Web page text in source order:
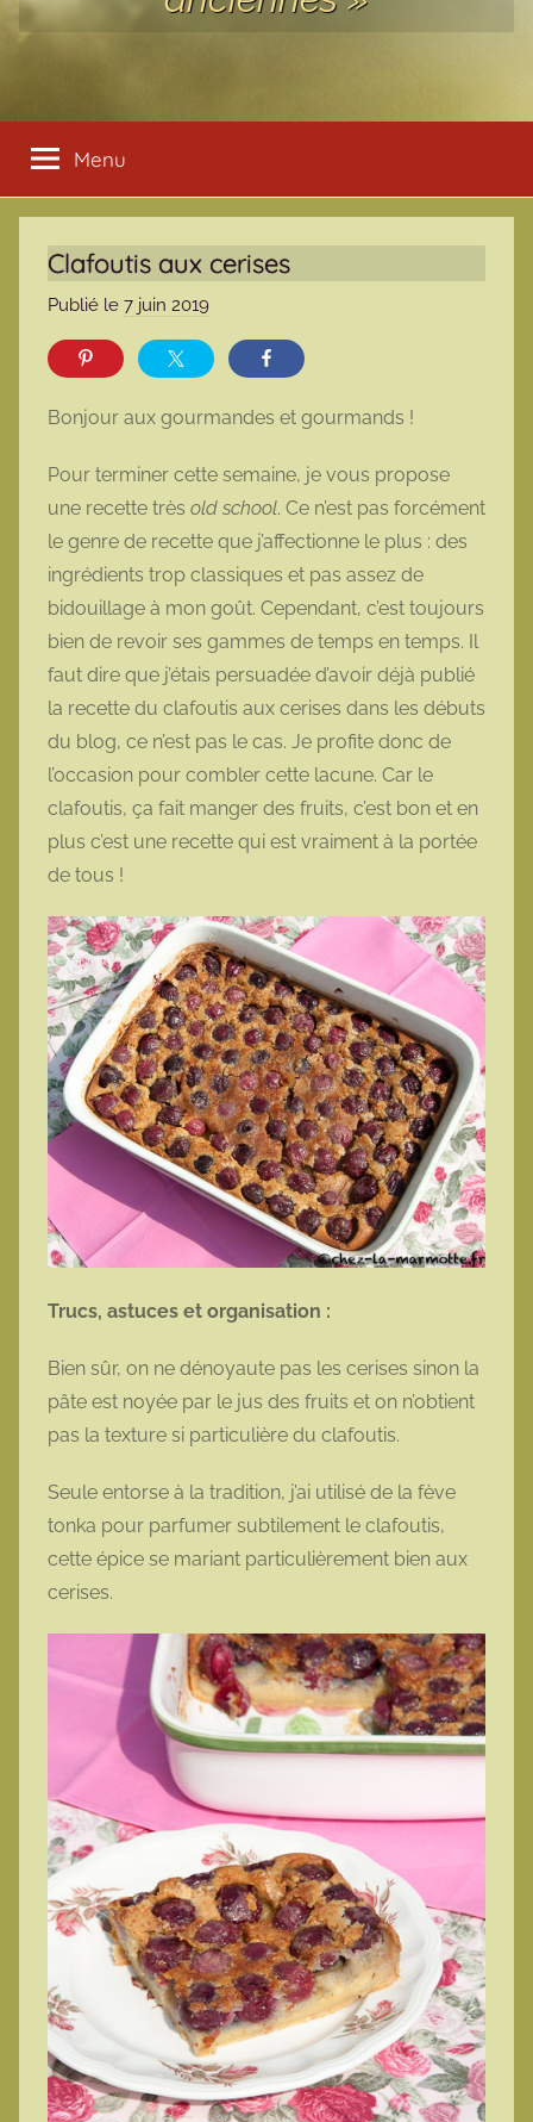
Menu
Clafoutis aux cerises
Publié le 7 juin 2019
r
a
o
t
t
e
Bonjour aux gourmandes et gourmands !
Pour terminer cette semaine, je vous propose
une recette très old school. Ce n’est pas forcément
le genre de recette que j’affectionne le plus : des
ingrédients trop classiques et pas assez de
bidouillage à mon goût. Cependant, c’est toujours
bien de revoir ses gammes de temps en temps. Il
faut dire que j’étais persuadée d’avoir déjà publié
la recette du clafoutis aux cerises dans les débuts
du blog, ce n’est pas le cas. Je profite donc de
l’occasion pour combler cette lacune. Car le
clafoutis, ça fait manger des fruits, c’est bon et en
plus c’est une recette qui est vraiment à la portée
de tous !
Trucs, astuces et organisation :
Bien sûr, on ne dénoyaute pas les cerises sinon la
pâte est noyée par le jus des fruits et on n’obtient
pas la texture si particulière du clafoutis.
Seule entorse à la tradition, j’ai utilisé de la fève
tonka pour parfumer subtilement le clafoutis,
cette épice se mariant particulièrement bien aux
cerises.